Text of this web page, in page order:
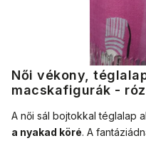
Női vékony,
macskafigurák -
A női sál bojtokkal téglalap
a nyakad köré. A